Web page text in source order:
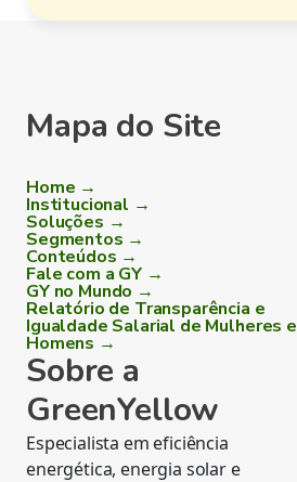
Mapa do Site
Home →
Institucional →
Soluções →
Segmentos →
Conteúdos →
Fale com a GY →
GY no Mundo →
Relatório de Transparência e
Igualdade Salarial de Mulheres e
Homens →
Sobre a
GreenYellow
Especialista em eficiência
energética, energia solar e